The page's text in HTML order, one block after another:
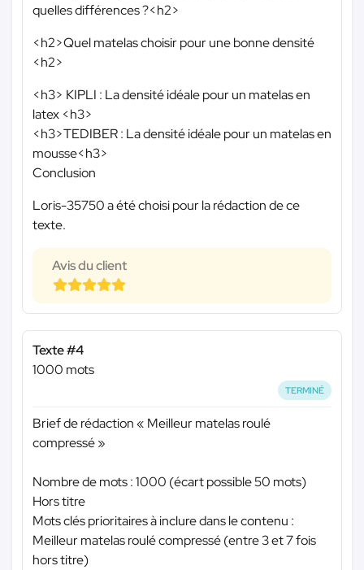
quelles différences ?<h2>
<h2>Quel matelas choisir pour une bonne densité
<h2>
<h3> KIPLI : La densité idéale pour un matelas en
latex <h3>
<h3>TEDIBER : La densité idéale pour un matelas en
mousse<h3>
Conclusion
Loris-35750 a été choisi pour la rédaction de ce
texte.
Avis du client
Texte #4
1000 mots
TERMINÉ
Brief de rédaction « Meilleur matelas roulé
compressé »
Nombre de mots : 1000 (écart possible 50 mots)
Hors titre
Mots clés prioritaires à inclure dans le contenu :
Meilleur matelas roulé compressé (entre 3 et 7 fois
hors titre)